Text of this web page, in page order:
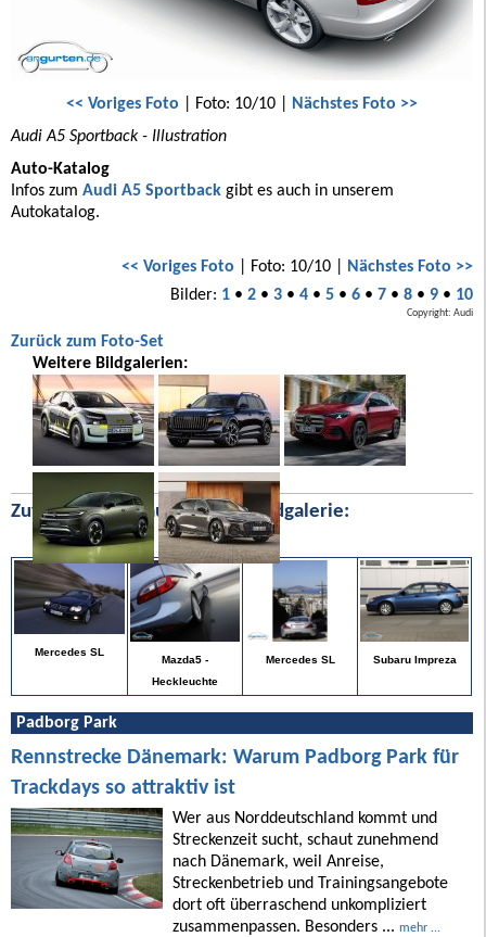
<< Voriges Foto | Foto: 10/10 | Nächstes Foto >>
Audi A5 Sportback - Illustration
Auto-Katalog
Infos zum Audi A5 Sportback gibt es auch in unserem
Autokatalog.
<< Voriges Foto | Foto: 10/10 | Nächstes Foto >>
Bilder: 1• 2• 3• 4• 5• 6• 7• 8• 9• 10
Copyright: Audi
Zurück zum Foto-Set
Weitere Bildgalerien:
Zufällige Bilder aus unserer Bildgalerie:
Mercedes SL
Mazda5 -
Heckleuchte
Mercedes SL Subaru Impreza
Padborg Park
Rennstrecke Dänemark: Warum Padborg Park für
Trackdays so attraktiv ist
Wer aus Norddeutschland kommt und
Streckenzeit sucht, schaut zunehmend
nach Dänemark, weil Anreise,
Streckenbetrieb und Trainingsangebote
dort oft überraschend unkompliziert
zusammenpassen. Besonders ... mehr ...